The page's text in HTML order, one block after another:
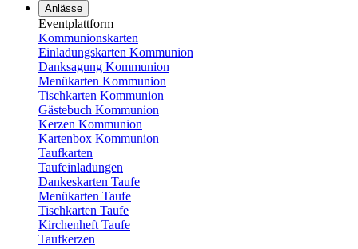
Anlässe
Eventplattform
Kommunionskarten
Einladungskarten Kommunion
Danksagung Kommunion
Menükarten Kommunion
Tischkarten Kommunion
Gästebuch Kommunion
Kerzen Kommunion
Kartenbox Kommunion
Taufkarten
Taufeinladungen
Dankeskarten Taufe
Menükarten Taufe
Tischkarten Taufe
Kirchenheft Taufe
Taufkerzen